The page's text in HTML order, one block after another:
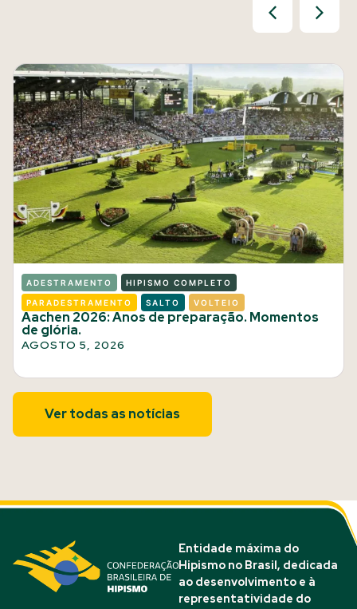
ADESTRAMENTO HIPISMO COMPLETO
PARADESTRAMENTO SALTO VOLTEIO
Aachen 2026: Anos de preparação. Momentos
de glória.
AGOSTO 5, 2026
Ver todas as notícias
Entidade máxima do
Hipismo no Brasil, dedicada
ao desenvolvimento e à
representatividade do